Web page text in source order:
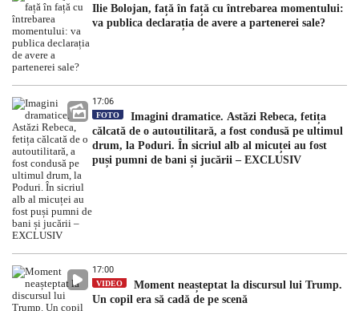
Ilie Bolojan, față în față cu întrebarea momentului:
va publica declarația de avere a partenerei sale?
17:06
FOTO
Imagini dramatice. Astăzi Rebeca, fetița
călcată de o autoutilitară, a fost condusă pe ultimul
drum, la Poduri. În sicriul alb al micuței au fost
puși pumni de bani și jucării – EXCLUSIV
17:00
VIDEO
Moment neașteptat la discursul lui Trump.
Un copil era să cadă de pe scenă